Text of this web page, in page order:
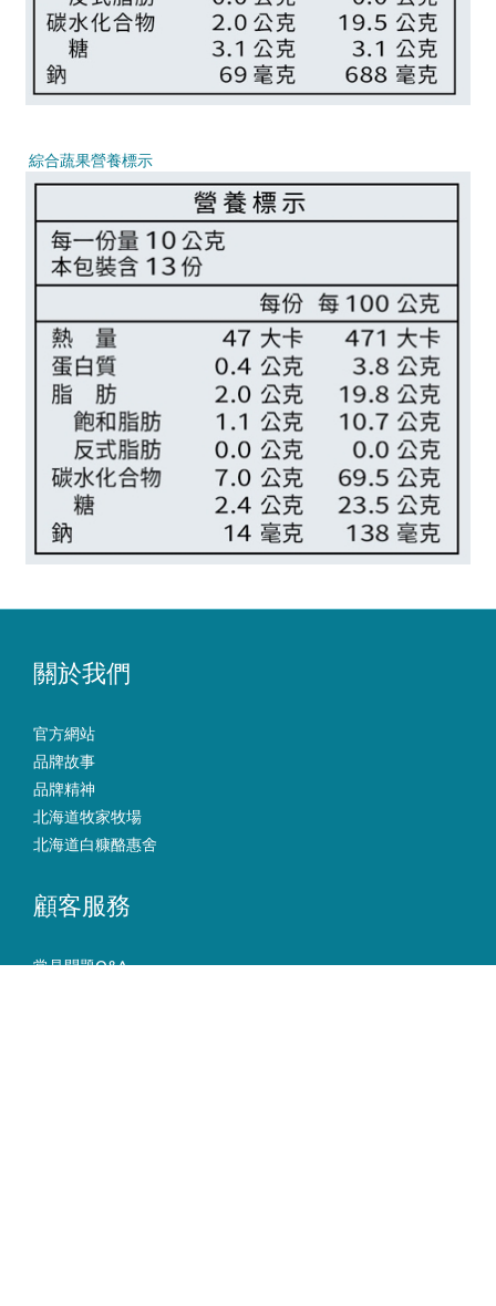
綜合蔬果營養標示
關於我們
官方網站
品牌故事
品牌精神
北海道牧家牧場
北海道白糠酪惠舍
顧客服務
常見問題Q&A